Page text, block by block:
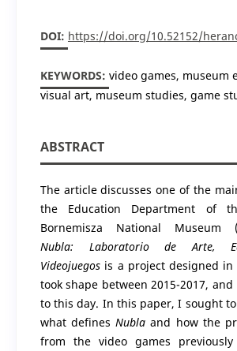
DOI: https://doi.org/10.52152/
KEYWORDS: video games, museum
visual art, museum studies, game
ABSTRACT
The article discusses one of the
the Education Department of
Bornemisza National Museum
Nubla: Laboratorio de Arte,
Videojuegosis a project designed in
took shape between 2015-2017,
to this day. In this paper, I sought
what definesNubla and how the
from the video games